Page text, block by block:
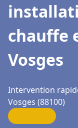
chauffe
Vosges
Intervention
Vosges (88100)